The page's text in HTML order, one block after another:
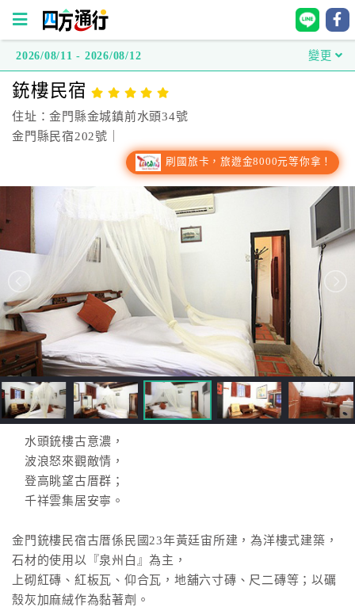
方
通
行
台
房
直
接
跟
飯
店
訂
房
HOT
色
民
宿
2026/08/11 - 2026/08/12 變更
銃樓民宿
住址：金門縣金城鎮前水頭34號
金門縣民宿202號｜
刷國旅卡，旅遊金8000元等你拿！
水頭銃樓古意濃，
波浪怒來觀敵情，
登高眺望古厝群；
千祥雲集居安寧。
金門銃樓民宿古厝係民國23年黃廷宙所建，為洋樓式建築，
石材的使用以『泉州白』為主，
上砌紅磚、紅板瓦、仰合瓦，地舖六寸磚、尺二磚等；以礪
殼灰加麻絨作為黏著劑。